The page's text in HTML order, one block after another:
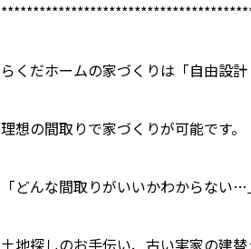
らくだホームの家づくりは「自由設計
理想の間取りで家づくりが可能です。
「どんな間取りがいいかわからない
土地探しのお手伝い、古い実家の建